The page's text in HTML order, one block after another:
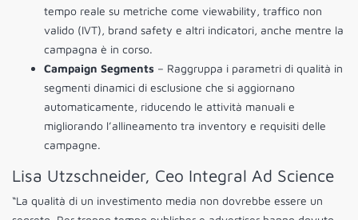
tempo reale su metriche come viewability, traffico non
valido (IVT), brand safety e altri indicatori, anche mentre la
campagna è in corso.
Campaign Segments – Raggruppa i parametri di qualità in
segmenti dinamici di esclusione che si aggiornano
automaticamente, riducendo le attività manuali e
migliorando l’allineamento tra inventory e requisiti delle
campagne.
Lisa Utzschneider, Ceo Integral Ad Science
“La qualità di un investimento media non dovrebbe essere un